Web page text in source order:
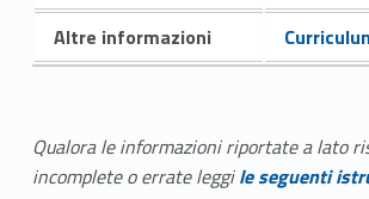
Altre informazioni
Qualora le informazioni riportate a lato
incomplete o errate leggile seguenti